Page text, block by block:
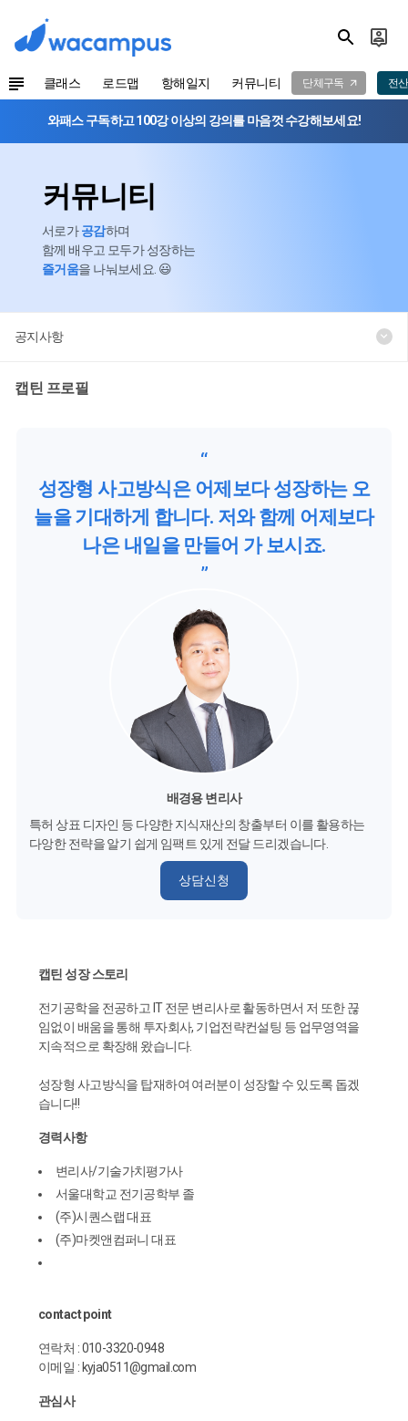
클래스 로드맵 항해일지 커뮤니티 단체구독 전
와패스 구독하고 100강 이상의 강의를 마음껏 수강해보세요!
커뮤니티
서로가공감하며
함께 배우고 모두가 성장하는
즐거움을 나눠보세요. 😃
공지사항
캡틴 프로필
배경용 변리사
특허 상표 디자인 등 다양한 지식재산의 창출부터 이를 활용하는
다앙한 전략을 알기 쉽게 임팩트 있게 전달 드리겠습니다.
상담신청
“
성장형 사고방식은 어제보다 성장하는 오
늘을 기대하게 합니다. 저와 함께 어제보다
나은 내일을 만들어 가 보시죠.
”
캡틴 성장 스토리
전기공학을 전공하고 IT 전문 변리사로 활동하면서 저 또한 끊
임없이 배움을 통해 투자회사, 기업전략컨설팅 등 업무영역을
지속적으로 확장해 왔습니다.
성장형 사고방식을 탑재하여 여러분이 성장할 수 있도록 돕겠
습니다!!
경력사항
변리사/기술가치평가사
서울대학교 전기공학부 졸
(주)시퀀스랩 대표
(주)마켓앤컴퍼니 대표
contact point
연락처 : 010-3320-0948
이메일 : kyja0511@gmail.com
관심사